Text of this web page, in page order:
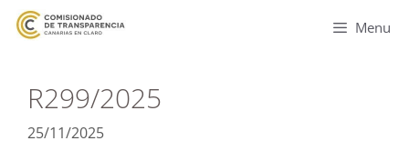
Menu
R299/2025
25/11/2025